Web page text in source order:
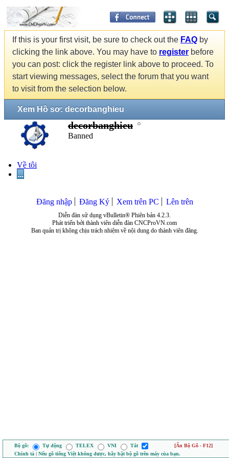
If this is your first visit, be sure to check out the FAQ by
clicking the link above. You may have to register before
you can post: click the register link above to proceed. To
start viewing messages, select the forum that you want
to visit from the selection below.
Xem Hồ sơ: decorbanghieu
decorbanghieu
Banned
Về tôi
...
Đăng nhập Đăng Ký Xem trên PC Lên trên
Diễn đàn sử dụng vBulletin® Phiên bản 4.2.3.
Phát triển bởi thành viên diễn đàn CNCProVN.com
Ban quản trị không chịu trách nhiệm về nội dung do thành viên đăng.
Bộ gõ: Tự động TELEX VNI Tắt
[Ẩn Bộ Gõ - F12]
Chính tả | Nếu gõ tiếng Việt không được, hãy bật bộ gõ trên máy của bạn.